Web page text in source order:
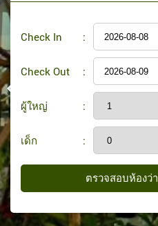
Check In :
Check Out :
ผู้ใหญ่ :
เด็ก :